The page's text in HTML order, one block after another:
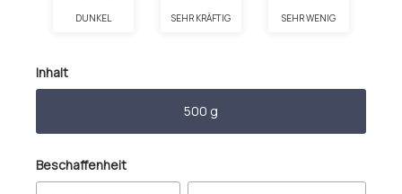
DUNKEL SEHR KRÄFTIG SEHR WENIG
Inhaltauswählen
500 g
Beschaffenheitauswählen